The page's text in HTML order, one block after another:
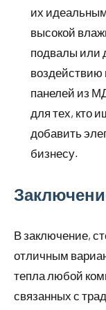
их
высокой
подвалы или
воздействию
панелей из
для тех, кто
добавить
бизнесу.
В заключение,
отличным
тепла любой
связанных с